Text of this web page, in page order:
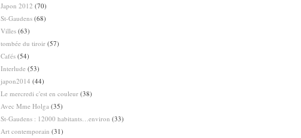
Japon 2012 (70)
St-Gaudens (68)
Villes (63)
tombée du tiroir (57)
Cafés (54)
Interlude (53)
japon2014 (44)
Le mercredi c'est en couleur (38)
Avec Mme Holga (35)
St-Gaudens : 12000 habitants…environ (33)
Art contemporain (31)